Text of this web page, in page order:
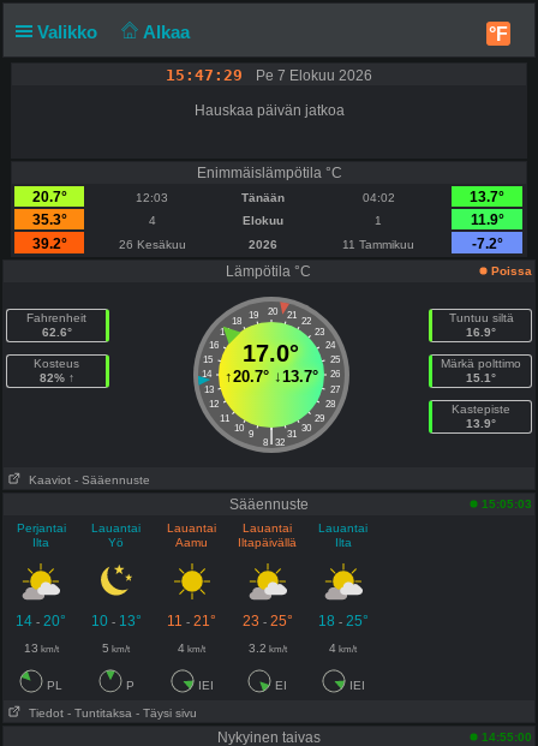
Valikko Alkaa °F
15:47:29 Pe 7 Elokuu 2026
Hauskaa päivän jatkoa
Enimmäislämpötila °C
20.7°
12:03 Tänään 04:02
13.7°
35.3°
4 Elokuu 1
11.9°
39.2°
26 Kesäkuu 2026 11 Tammikuu
-7.2°
Lämpötila °C
Poissa
Fahrenheit
62.6°
Kosteus
82% ↑
20
19 21
18
22
17
23
16
24
15
25
14
26
13
27
12
28
11
29
10
30
9 31
|
8 32
17.0°
↑20.7°↓13.7°
Tuntuu siltä
16.9°
Märkä polttimo
15.1°
Kastepiste
13.9°
Kaaviot - Sääennuste
Sääennuste
15:05:03
Perjantai
Ilta
Lauantai
Yö
Lauantai
Aamu
Lauantai
Iltapäivällä
Lauantai
Ilta
14 - 20° 10- 13° 11 -21° 23 - 25° 18 - 25°
13 km/t 5 km/t 4 km/t 3.2 km/t 4 km/t
PL P IEI EI IEI
Tiedot - Tuntitaksa - Täysi sivu
Nykyinen taivas 14:55:00